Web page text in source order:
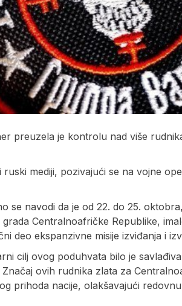
preuzela je kontrolu nad više
mediji, pozivajući se na vojne
se navodi da je od 22. do 25.
Centralnoafričke Republike,
deo ekspanzivne misije izviđanja i
cilj ovog poduhvata bilo je
ovih rudnika zlata za
prihoda nacije, olakšavajući